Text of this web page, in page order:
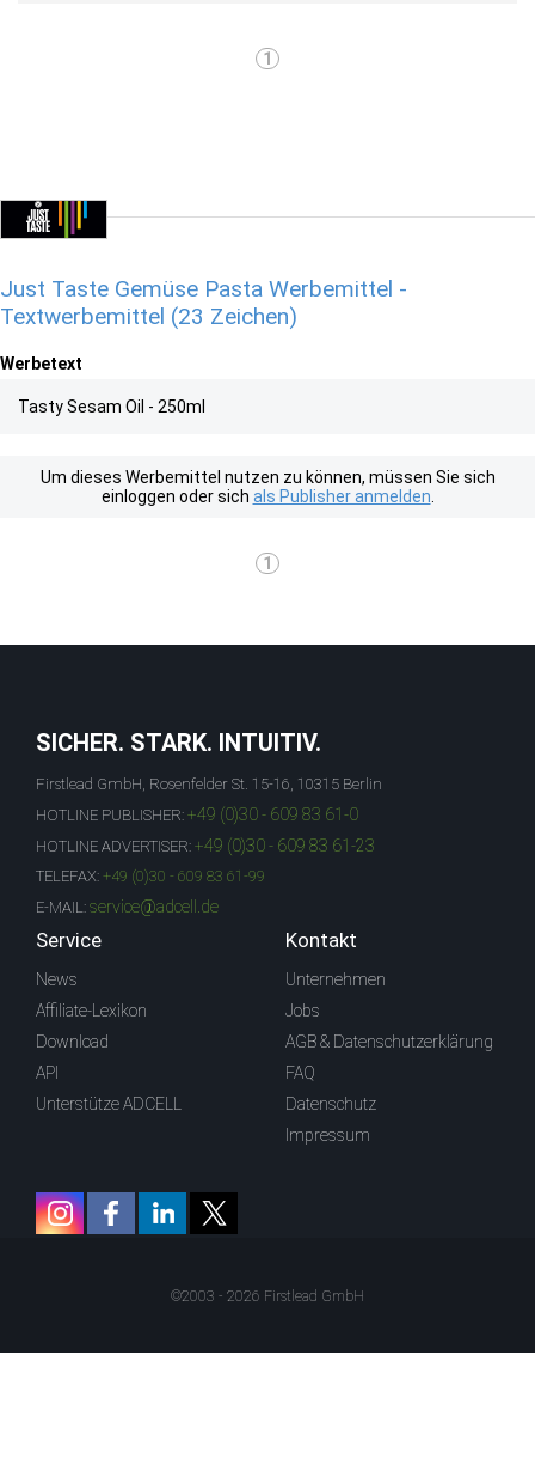
1
Just Taste Gemüse Pasta Werbemittel -
Textwerbemittel (23 Zeichen)
Werbetext
Tasty Sesam Oil - 250ml
Um dieses Werbemittel nutzen zu können, müssen Sie sich
einloggen oder sich als Publisher anmelden
1
SICHER. STARK. INTUITIV.
Firstlead GmbH, Rosenfelder St. 15-16, 10315 Berlin
HOTLINE PUBLISHER: +49 (0)30 - 609 83 61-0
HOTLINE ADVERTISER: +49 (0)30 - 609 83 61-23
TELEFAX: +49 (0)30 - 609 83 61-99
E-MAIL: service@adcell.de
Service
News
Affiliate-Lexikon
Download
API
Unterstütze ADCELL
Kontakt
Unternehmen
Jobs
AGB & Datenschutzerklärung
FAQ
Datenschutz
Impressum
©2003 - 2026 Firstlead GmbH